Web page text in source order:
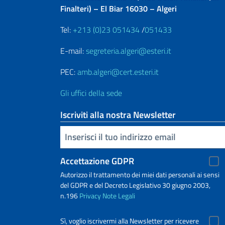
Finalteri) – El Biar 16030 – Algeri
Tel: +213 (0)23 051434/051433
E-mail:segreteria.algeri@esteri.it
PEC:amb.algeri@cert.esteri.it
Gli uffici della sede
Iscriviti alla nostra Newsletter
Inserisci la tua email
Accettazione GDPR
Autorizzo il trattamento dei miei dati personali ai sensi
del GDPR e del Decreto Legislativo 30 giugno 2003,
n.196PrivacyNote Legali
Sì, voglio iscrivermi alla Newsletter per ricevere